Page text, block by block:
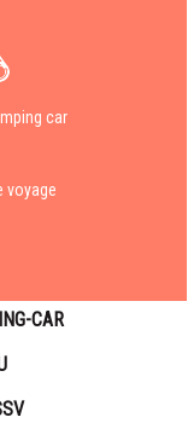
car
voyage
CAR